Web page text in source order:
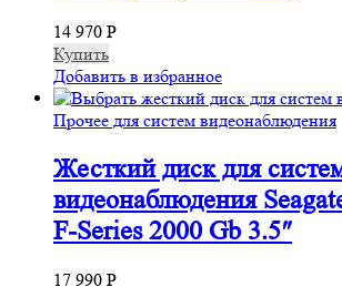
14 970 Р
Купить
Добавить в избранное
Прочее для систем видеонаблюдения
Жесткий диск для
видеонаблюдения
F-Series 2000 Gb 3.5″
17 990 Р